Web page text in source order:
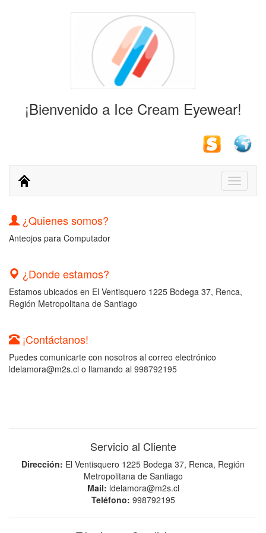
¡Bienvenido a Ice Cream Eyewear!
Toggle
¿Quienes somos?
Anteojos para Computador
¿Donde estamos?
Estamos ubicados en El Ventisquero 1225 Bodega 37, Renca,
Región Metropolitana de Santiago
¡Contáctanos!
Puedes comunicarte con nosotros al correo electrónico
ldelamora@m2s.cl o llamando al 998792195
Servicio al Cliente
Dirección: El Ventisquero 1225 Bodega 37, Renca, Región
Metropolitana de Santiago
Mail: ldelamora@m2s.cl
Teléfono: 998792195